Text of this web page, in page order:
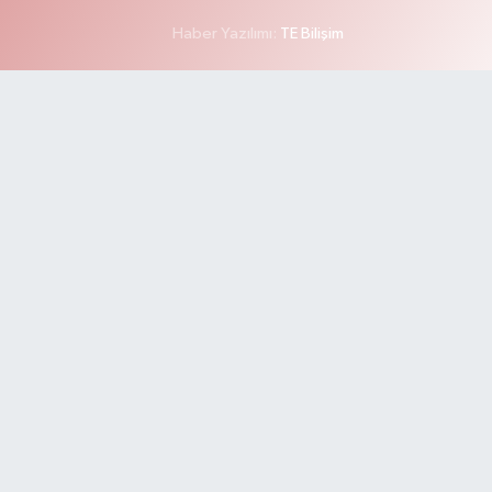
Haber Yazılımı: TE Bilişim